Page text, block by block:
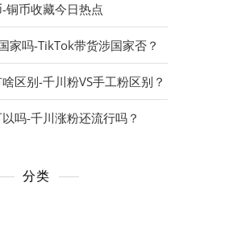
铜币收藏今日热点
家吗-TikTok带货涉国家否？
区别-千川粉VS手工粉区别？
吗-千川涨粉还流行吗？
分类